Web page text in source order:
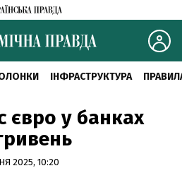
ІНФРАСТРУКТУРА
євро у банках
2025, 10:20